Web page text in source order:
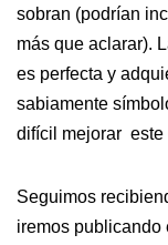
sobran (podrían
más que aclarar).
es perfecta y
sabiamente
difícil mejorar este
Seguimos
iremos publicando